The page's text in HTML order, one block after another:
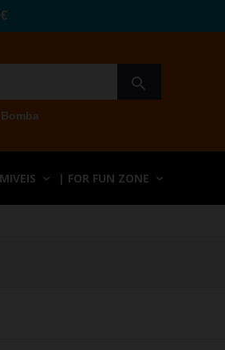
search
| FOR FUN ZONE